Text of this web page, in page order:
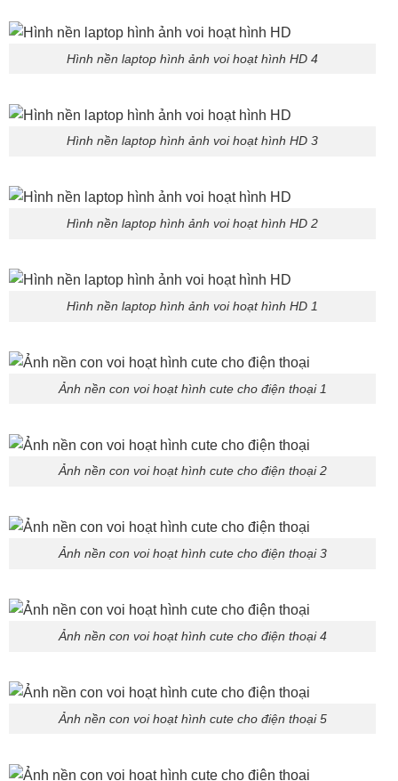
Hình nền laptop hình ảnh voi hoạt hình HD 4
Hình nền laptop hình ảnh voi hoạt hình HD 3
Hình nền laptop hình ảnh voi hoạt hình HD 2
Hình nền laptop hình ảnh voi hoạt hình HD 1
Ảnh nền con voi hoạt hình cute cho điện thoại 1
Ảnh nền con voi hoạt hình cute cho điện thoại 2
Ảnh nền con voi hoạt hình cute cho điện thoại 3
Ảnh nền con voi hoạt hình cute cho điện thoại 4
Ảnh nền con voi hoạt hình cute cho điện thoại 5